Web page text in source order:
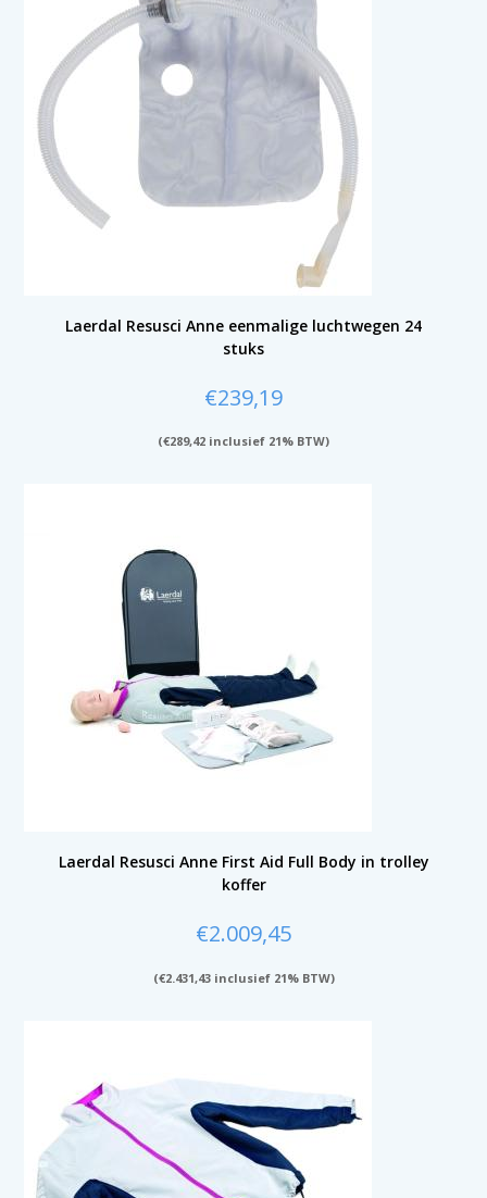
Laerdal Resusci Anne eenmalige luchtwegen 24
stuks
€239,19
(€289,42 inclusief 21% BTW)
Laerdal Resusci Anne First Aid Full Body in trolley
koffer
€2.009,45
(€2.431,43inclusief 21% BTW)